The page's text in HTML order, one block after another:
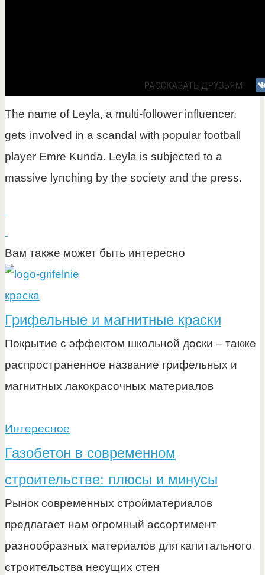
The name of Leyla, a multi-follower influencer,
gets involved in a scandal with popular football
player Emre Kunda. Leyla is subjected to a
massive lynching by the society and the press.
Вам также может быть интересно
краска
Грифельные и магнитные краски
Покрытие с эффектом школьной доски – также
распространенное название грифельных и
магнитных лакокрасочных материалов
Интересное
Газобетон в современном
строительстве: плюсы и минусы
Рынок современных стройматериалов
предлагает нам огромный ассортимент
разнообразных материалов для капитального
строительства несущих стен